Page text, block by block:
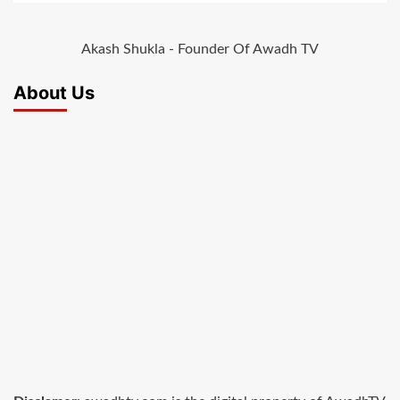
Akash Shukla - Founder Of Awadh TV
About Us